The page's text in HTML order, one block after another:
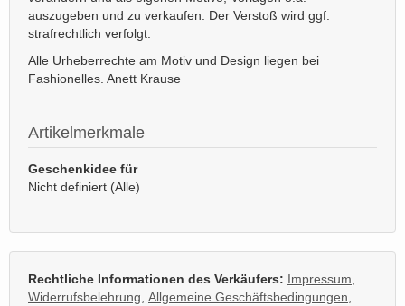
auszugeben und zu verkaufen. Der Verstoß wird ggf.
strafrechtlich verfolgt.
Alle Urheberrechte am Motiv und Design liegen bei
Fashionelles. Anett Krause
Artikelmerkmale
Geschenkidee für
Nicht definiert (Alle)
Rechtliche Informationen des Verkäufers: Impressum,
Widerrufsbelehrung, Allgemeine Geschäftsbedingungen,